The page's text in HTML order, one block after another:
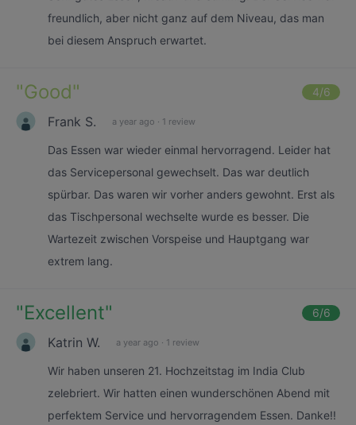
freundlich, aber nicht ganz auf dem Niveau, das man
bei diesem Anspruch erwartet.
"Good" 4/6
Frank S. a year ago · 1 review
Das Essen war wieder einmal hervorragend. Leider hat
das Servicepersonal gewechselt. Das war deutlich
spürbar. Das waren wir vorher anders gewohnt. Erst als
das Tischpersonal wechselte wurde es besser. Die
Wartezeit zwischen Vorspeise und Hauptgang war
extrem lang.
"Excellent" 6/6
Katrin W. a year ago · 1 review
Wir haben unseren 21. Hochzeitstag im India Club
zelebriert. Wir hatten einen wunderschönen Abend mit
perfektem Service und hervorragendem Essen. Danke!!